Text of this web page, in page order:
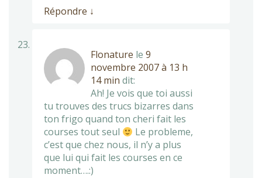
Répondre ↓
Flonature le 9
novembre 2007 à 13 h
14 min dit:
Ah! Je vois que toi aussi
tu trouves des trucs bizarres dans
ton frigo quand ton cheri fait les
courses tout seul
Le probleme,
c’est que chez nous, il n’y a plus
que lui qui fait les courses en ce
moment….:)